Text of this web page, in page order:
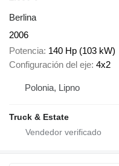
Berlina
2006
Potencia 140 Hp (103 kW)
Configuración del eje 4x2
Polonia, Lipno
Truck & Estate